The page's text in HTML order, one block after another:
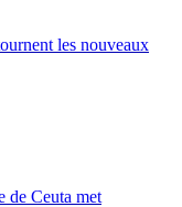
les nouveaux
de Ceuta met